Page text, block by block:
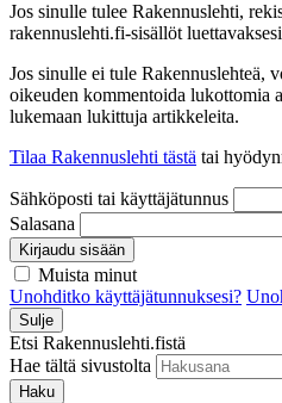
Jos sinulle tulee Rakennuslehti,
rakennuslehti.fi-sisällöt
Jos sinulle ei tule Rakennuslehteä,
oikeuden kommentoida lukottomia
lukemaan lukittuja artikkeleita.
Tilaa Rakennuslehti tästä tai
Sähköposti tai käyttäjätunnus
Salasana
Kirjaudu sisään
Muista minut
Unohditko käyttäjätunnuksesi?
Sulje
Etsi Rakennuslehti.fistä
Hae tältä sivustolta
Haku